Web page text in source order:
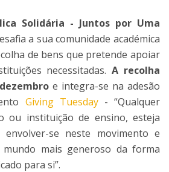
Solidária - Juntos por Uma
a sua comunidade académica
de bens que pretende apoiar
necessitadas.A recolha
e integra-se na adesão
Giving Tuesday- “Qualquer
ou instituição de ensino, esteja
se neste movimento e
mais generoso da forma
para si”.